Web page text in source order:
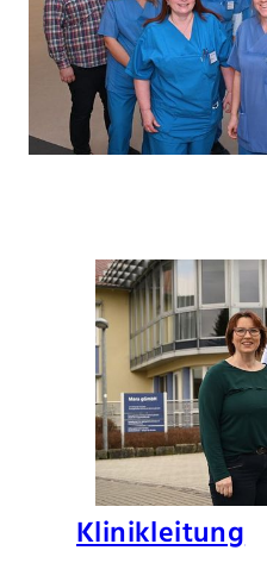
Klinikleitung